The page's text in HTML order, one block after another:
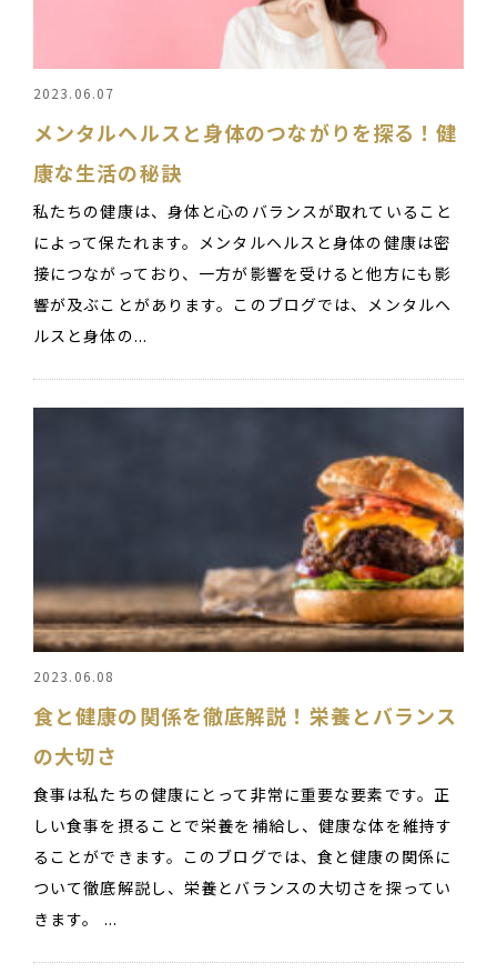
2023.06.07
メンタルヘルスと身体のつながりを探る！健
康な生活の秘訣
私たちの健康は、身体と心のバランスが取れていること
によって保たれます。メンタルヘルスと身体の健康は密
接につながっており、一方が影響を受けると他方にも影
響が及ぶことがあります。このブログでは、メンタルヘ
ルスと身体の...
2023.06.08
食と健康の関係を徹底解説！栄養とバランス
の大切さ
食事は私たちの健康にとって非常に重要な要素です。正
しい食事を摂ることで栄養を補給し、健康な体を維持す
ることができます。このブログでは、食と健康の関係に
ついて徹底解説し、栄養とバランスの大切さを探ってい
きます。 ...